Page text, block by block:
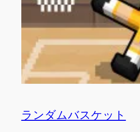
ランダムバスケット